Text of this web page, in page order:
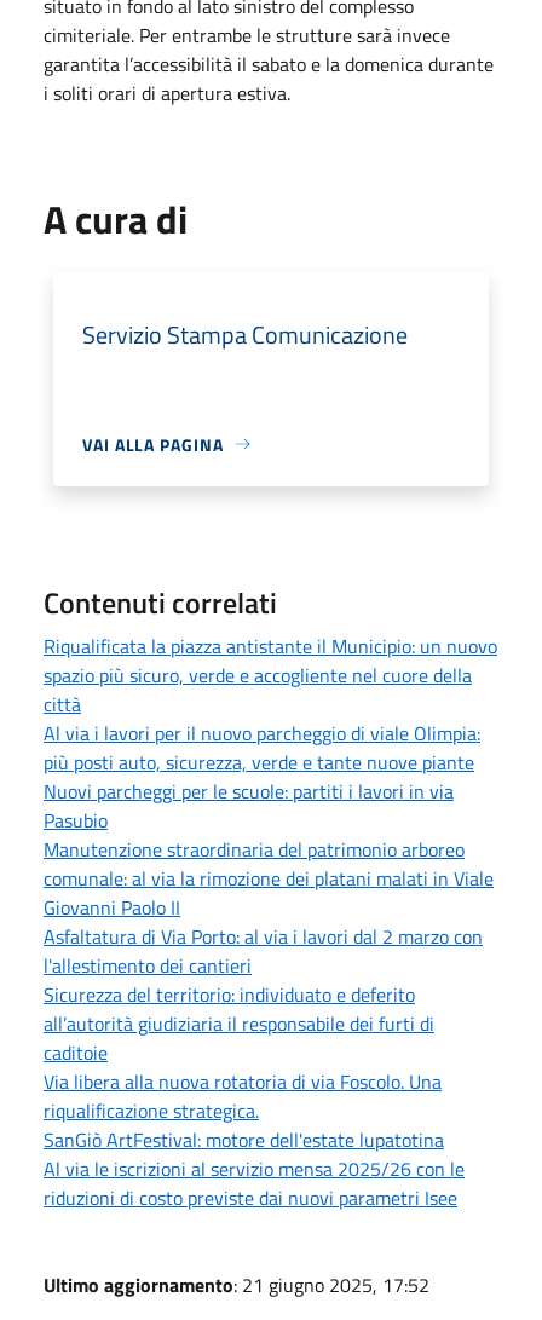
cimiteriale. Per entrambe le strutture sarà invece
garantita l’accessibilità il sabato e la domenica durante
i soliti orari di apertura estiva.
A cura di
Servizio Stampa Comunicazione
VAI ALLA PAGINA
Contenuti correlati
Riqualificata la piazza antistante il Municipio: un nuovo
spazio più sicuro, verde e accogliente nel cuore della
città
Al via i lavori per il nuovo parcheggio di viale Olimpia:
più posti auto, sicurezza, verde e tante nuove piante
Nuovi parcheggi per le scuole: partiti i lavori in via
Pasubio
Manutenzione straordinaria del patrimonio arboreo
comunale: al via la rimozione dei platani malati in Viale
Giovanni Paolo II
Asfaltatura di Via Porto: al via i lavori dal 2 marzo con
l'allestimento dei cantieri
Sicurezza del territorio: individuato e deferito
all’autorità giudiziaria il responsabile dei furti di
caditoie
Via libera alla nuova rotatoria di via Foscolo. Una
riqualificazione strategica.
SanGiò ArtFestival: motore dell'estate lupatotina
Al via le iscrizioni al servizio mensa 2025/26 con le
riduzioni di costo previste dai nuovi parametri Isee
Ultimo aggiornamento: 21 giugno 2025, 17:52